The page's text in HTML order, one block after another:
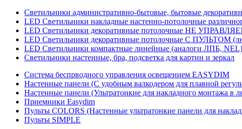
Светильники административно-бытовые, бытовые
LED Cветильники накладные настенно-потолочные
LED Светильники декоративные потолочные НЕ
LED Светильники декоративные потолочные С ПУЛЬТОМ
LED Светильники компактные линейные (аналоги ЛПБ,
Светильники настенные, бра, подсветка для картин и зеркал
Система беспрводного управления освещением EASYDIM
Настенные панели (С удобным валкодером для плавной
Настенные панели (Ультратонкие для накладного монтажа в
Приемники Easydim
Пульты COLORS (Настенные ультратонкие панели для
Пульты SIMPLE